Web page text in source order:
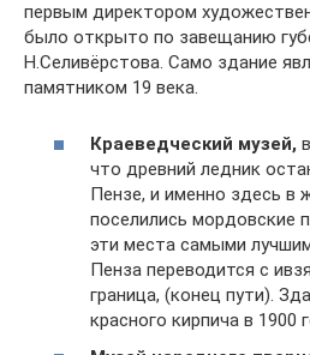
первым директором
было открыто по завещанию
Н.Селивёрстова. Само здание
памятником 19 века.
Краеведческий музей,
что древний ледник
Пензе, и именно здесь в
поселились мордовские
эти места самыми
Пенза переводится с
граница, (конец пути).
красного кирпича в 1900